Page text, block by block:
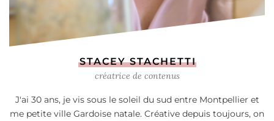
STACEY STACHETTI
créatrice de contenus
J'ai 30 ans, je vis sous le soleil du sud entre Montpellier et
me petite ville Gardoise natale. Créative depuis toujours, on